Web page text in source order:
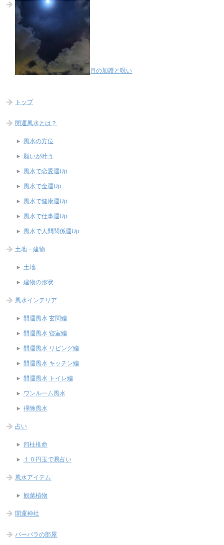
月の加護と呪い
トップ
開運風水とは？
風水の方位
願いが叶う
風水で恋愛運Up
風水で金運Up
風水で健康運Up
風水で仕事運Up
風水で人間関係運Up
土地・建物
土地
建物の形状
風水インテリア
開運風水 玄関編
開運風水 寝室編
開運風水 リビング編
開運風水 キッチン編
開運風水 トイレ編
ワンルーム風水
掃除風水
占い
四柱推命
１０円玉で易占い
風水アイテム
観葉植物
開運神社
バーバラの部屋